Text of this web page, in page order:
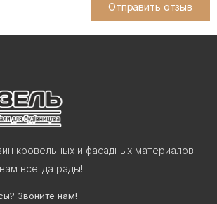
Отправить отзыв
кровельных и фасадных материалов.
всегда рады!
Звоните нам!